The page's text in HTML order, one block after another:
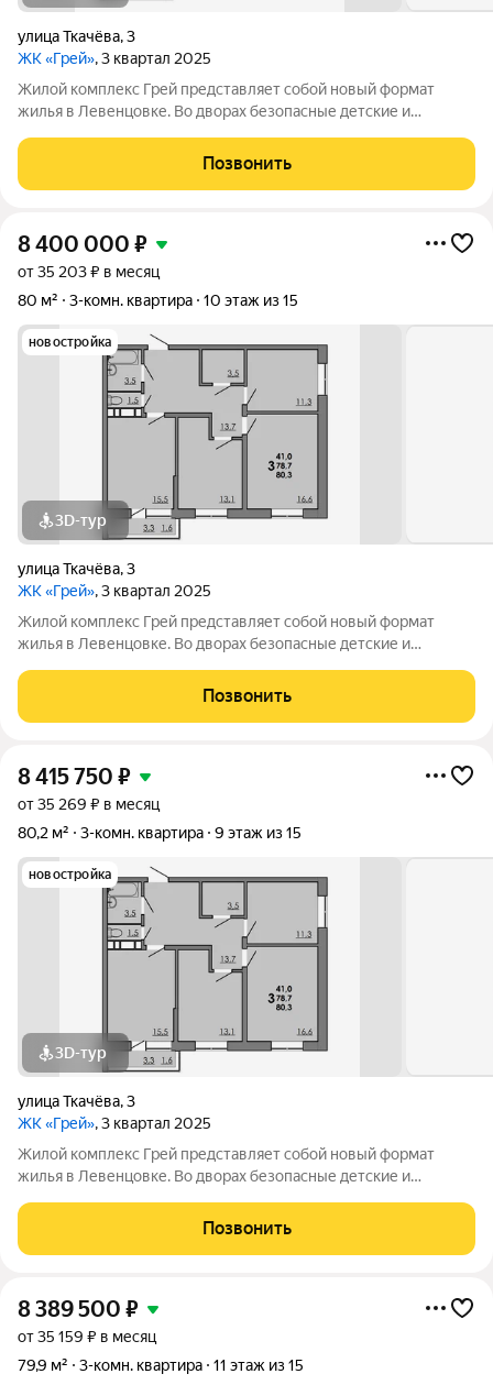
улица Ткачёва,3
ЖК «Грей», 3 квартал 2025
Жилой комплекс Грей представляет собой новый формат
жилья в Левенцовке. Во дворах безопасные детские и
другое. Большая территория под гостевую парковку, теплый
подземный паркинг. На территории
Позвонить
8 400 000 ₽
от 35 203 ₽ в месяц
80 м²
3-комн. квартира 10 этаж из 15
новостройка
3D-тур
улица Ткачёва,3
ЖК «Грей», 3 квартал 2025
Жилой комплекс Грей представляет собой новый формат
жилья в Левенцовке. Во дворах безопасные детские и
другое. Большая территория под гостевую парковку, теплый
подземный паркинг. На территории
Позвонить
8 415 750 ₽
от 35 269 ₽ в месяц
80,2 м²
3-комн. квартира 9 этаж из 15
новостройка
3D-тур
улица Ткачёва,3
ЖК «Грей», 3 квартал 2025
Жилой комплекс Грей представляет собой новый формат
жилья в Левенцовке. Во дворах безопасные детские и
другое. Большая территория под гостевую парковку, теплый
подземный паркинг. На территории
Позвонить
8 389 500 ₽
от 35 159 ₽ в месяц
79,9 м²
3-комн. квартира 11 этаж из 15